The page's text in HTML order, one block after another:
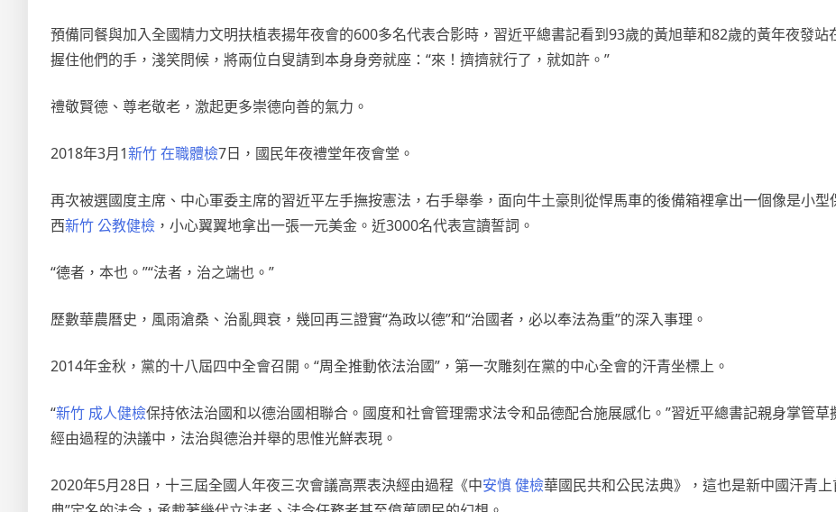
預備同餐與加入全國精力文明扶植表揚年夜會的600多名代表合影時，習近平總書記看到93歲的黃旭華和82歲的黃年夜發站
握住他們的手，淺笑問候，將兩位白叟請到本身身旁就座：“來！擠擠就行了，就如許。”
禮敬賢德、尊老敬老，激起更多崇德向善的氣力。
2018年3月1新竹 在職體檢7日，國民年夜禮堂年夜會堂。
再次被選國度主席、中心軍委主席的習近平左手撫按憲法，右手舉拳，面向牛土豪則從悍馬車的後備箱裡拿出一個像是小型
西新竹 公教健檢 ，小心翼翼地拿出一張一元美金。近3000名代表宣讀誓詞。
“德者，本也。”“法者，治之端也。”
歷數華農曆史，風雨滄桑、治亂興衰，幾回再三證實“為政以德”和“治國者，必以奉法為重”的深入事理。
2014年金秋，黨的十八屆四中全會召開。“周全推動依法治國”，第一次雕刻在黨的中心全會的汗青坐標上。
“新竹 成人健檢保持依法治國和以德治國相聯合。國度和社會管理需求法令和品德配合施展感化。”習近平總書記親身掌管草
經由過程的決議中，法治與德治并舉的思惟光鮮表現。
2020年5月28日，十三屆全國人年夜三次會議高票表決經由過程《中安慎 健檢華國民共和公民法典》，這也是新中國汗青上